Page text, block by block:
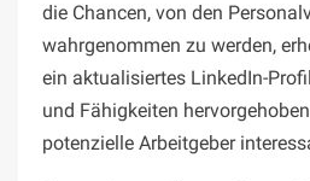
die Chancen, von den
wahrgenommen zu werden,
ein aktualisiertes LinkedIn-
und Fähigkeiten
potenzielle Arbeitgeber